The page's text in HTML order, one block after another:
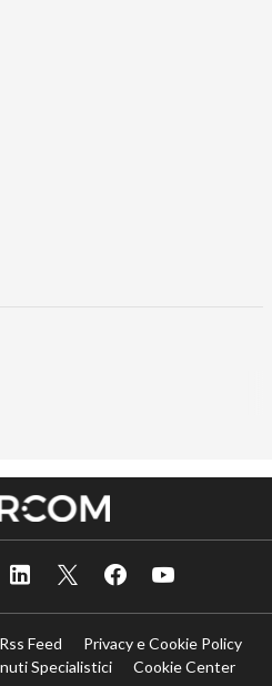
Rss Feed
Privacy e Cookie Policy
Specialistici
Cookie Center